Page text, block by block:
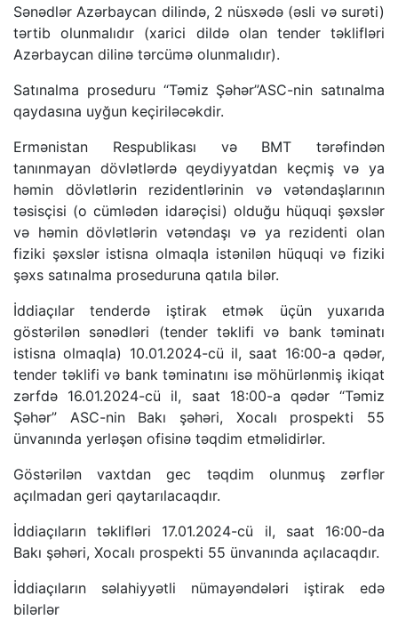
Sənədlər Azərbaycan dilində, 2 nüsxədə (əsli və surəti)
tərtib olunmalıdır (xarici dildə olan tender təklifləri
Azərbaycan dilinə tərcümə olunmalıdır).
Satınalma proseduru “Təmiz Şəhər”ASC-nin satınalma
qaydasına uyğun keçiriləcəkdir.
Ermənistan Respublikası və BMT tərəfindən
tanınmayan dövlətlərdə qeydiyyatdan keçmiş və ya
həmin dövlətlərin rezidentlərinin və vətəndaşlarının
təsisçisi (o cümlədən idarəçisi) olduğu hüquqi şəxslər
və həmin dövlətlərin vətəndaşı və ya rezidenti olan
fiziki şəxslər istisna olmaqla istənilən hüquqi və fiziki
şəxs satınalma proseduruna qatıla bilər.
İddiaçılar tenderdə iştirak etmək üçün yuxarıda
göstərilən sənədləri (tender təklifi və bank təminatı
istisna olmaqla) 10.01.2024-cü il, saat 16:00-a qədər,
tender təklifi və bank təminatını isə möhürlənmiş ikiqat
zərfdə 16.01.2024-cü il, saat 18:00-a qədər “Təmiz
Şəhər” ASC-nin Bakı şəhəri, Xocalı prospekti 55
ünvanında yerləşən ofisinə təqdim etməlidirlər.
Göstərilən vaxtdan gec təqdim olunmuş zərflər
açılmadan geri qaytarılacaqdır.
İddiaçıların təklifləri 17.01.2024-cü il, saat 16:00-da
Bakı şəhəri, Xocalı prospekti 55 ünvanında açılacaqdır.
İddiaçıların səlahiyyətli nümayəndələri iştirak edə
bilərlər